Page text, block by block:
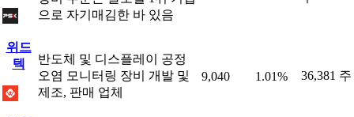
으로 자기매김한 바 있음
위드
텍
반도체 및 디스플레이 공정
오염 모니터링 장비 개발 및
제조, 판매 업체
9,040 1.01% 36,381 주